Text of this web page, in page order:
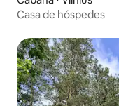
Casa de hóspedes